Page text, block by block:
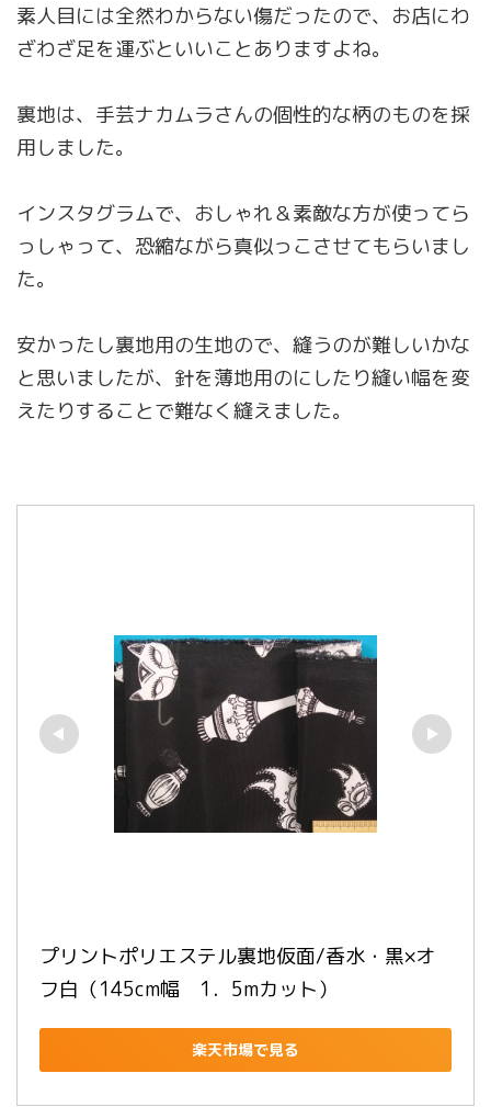
素人目には全然わからない傷だったので、お店にわ
ざわざ足を運ぶといいことありますよね。
裏地は、手芸ナカムラさんの個性的な柄のものを採
用しました。
インスタグラムで、おしゃれ＆素敵な方が使ってら
っしゃって、恐縮ながら真似っこさせてもらいまし
た。
安かったし裏地用の生地ので、縫うのが難しいかな
と思いましたが、針を薄地用のにしたり縫い幅を変
えたりすることで難なく縫えました。
プリントポリエステル裏地仮面/香水・黒×オ
フ白（145cm幅　1．5mカット）
楽天市場で見る